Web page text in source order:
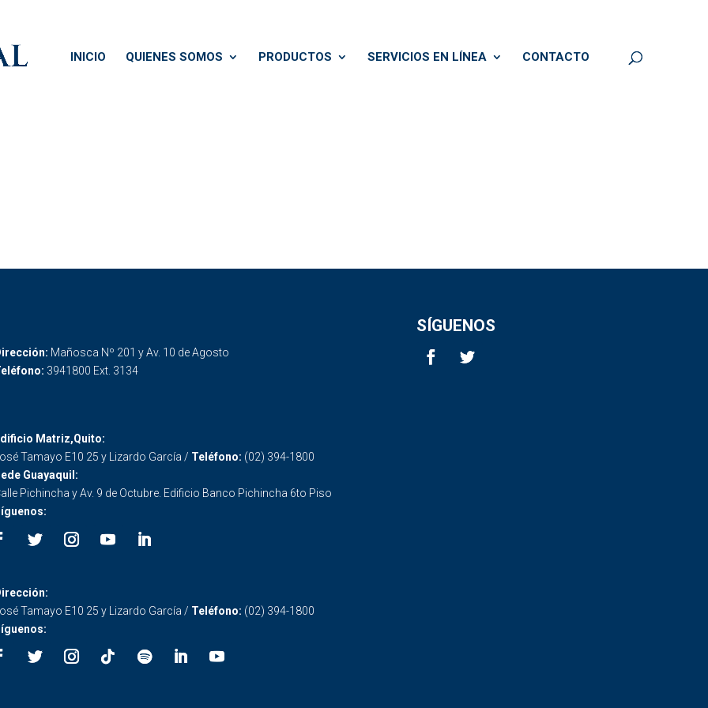
INICIO QUIENES SOMOS PRODUCTOS SERVICIOS EN LÍNEA CONTACTO
Mañosca Nº 201 y Av. 10 de Agosto
3941800 Ext. 3134
SÍGUENOS
Matriz,Quito:
Tamayo E10 25 y Lizardo García / Teléfono: (02) 394-1800
Guayaquil:
Pichincha y Av. 9 de Octubre. Edificio Banco Pichincha 6to Piso
Tamayo E10 25 y Lizardo García / Teléfono: (02) 394-1800